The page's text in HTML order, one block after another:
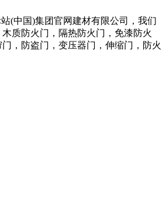
(中国)集团官网建材有限公司，我们
质防火门，隔热防火门，免漆防火
，防盗门，变压器门，伸缩门，防火